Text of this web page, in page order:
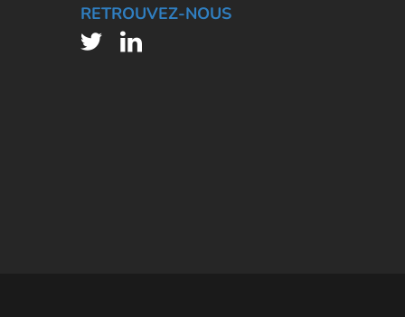
RETROUVEZ-NOUS